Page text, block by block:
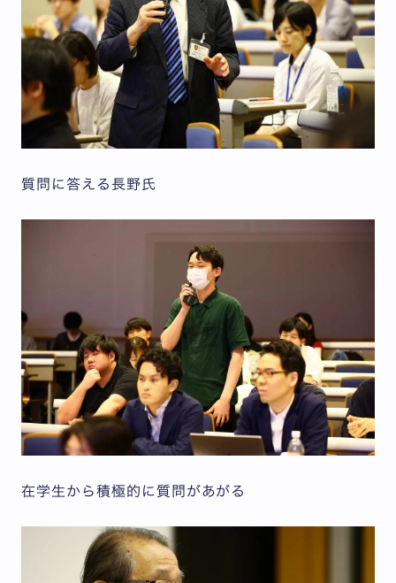
質問に答える長野氏
在学生から積極的に質問があがる